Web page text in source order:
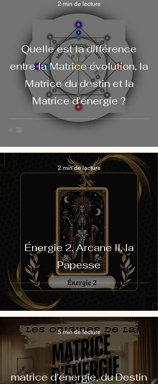
Quelle est la différence
entre la Matrice évolution, la
Matrice du destin et la
Matrice d’énergie ?
2 min de lecture
Énergie 2, Arcane II, la
Papesse
2 min de lecture
matrice d'énergie, du Destin
5 min de lecture